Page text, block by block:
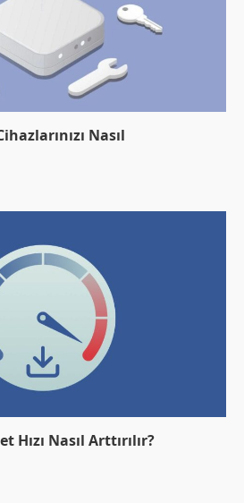
Nasıl
Nasıl Arttırılır?